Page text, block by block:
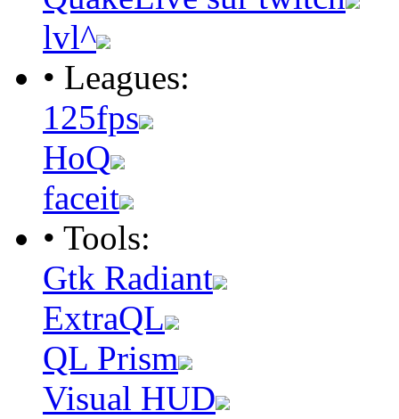
lvl^
• Leagues:
125fps
HoQ
faceit
• Tools:
Gtk Radiant
ExtraQL
QL Prism
Visual HUD